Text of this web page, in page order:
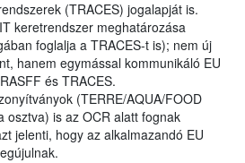
(TRACES) jogalapját is.
keretrendszer meghatározása
foglalja a TRACES-t is); nem új
hanem egymással kommunikáló EU
és TRACES.
(TERRE/AQUA/FOOD
osztva) is az OCR alatt fognak
jelenti, hogy az alkalmazandó EU